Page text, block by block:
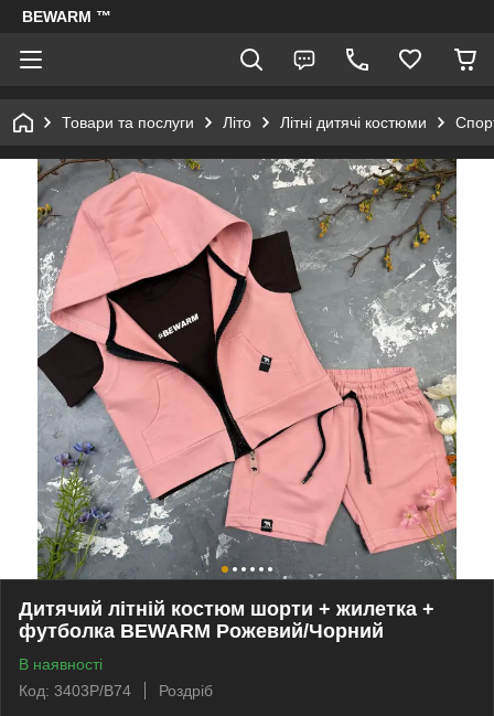
BEWARM ™
Товари та послуги Літо Літні дитячі костюми
Дитячий літній костюм шорти + жилетка +
футболка BEWARM Рожевий/Чорний
В наявності
Код: 3403P/B74
Роздріб